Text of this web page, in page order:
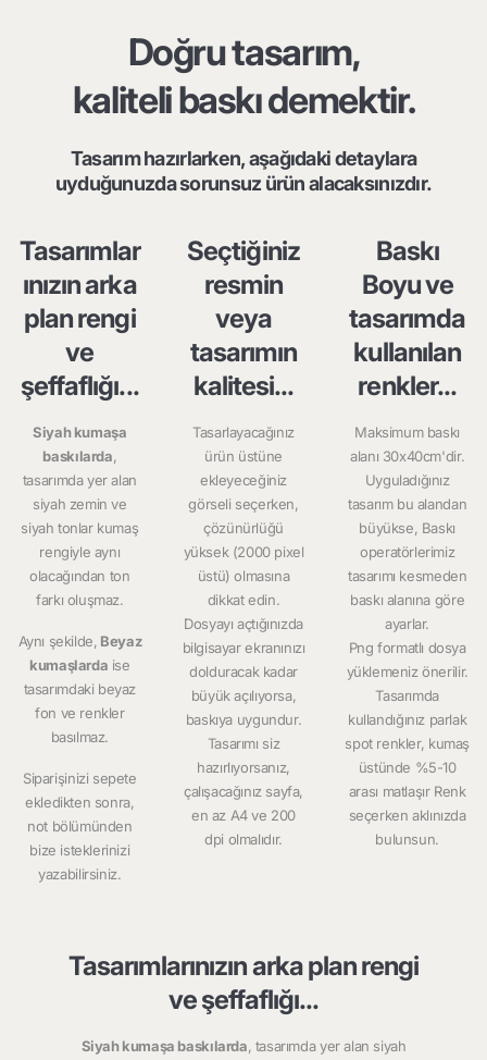
Doğru tasarım,
kaliteli baskı demektir.
Tasarım hazırlarken, aşağıdaki detaylara
uyduğunuzda sorunsuz ürün alacaksınızdır.
Tasarımlar
ınızın arka
plan rengi
ve
şeffaflığı...
Siyah kumaşa
baskılarda,
tasarımda yer alan
siyah zemin ve
siyah tonlar kumaş
rengiyle aynı
olacağından ton
farkı oluşmaz.
Aynı şekilde, Beyaz
kumaşlarda ise
tasarımdaki beyaz
fon ve renkler
basılmaz.
Siparişinizi sepete
ekledikten sonra,
not bölümünden
bize isteklerinizi
yazabilirsiniz.
Seçtiğiniz
resmin
veya
tasarımın
kalitesi...
Tasarlayacağınız
ürün üstüne
ekleyeceğiniz
görseli seçerken,
çözünürlüğü
yüksek (2000 pixel
üstü) olmasına
dikkat edin.
Dosyayı açtığınızda
bilgisayar ekranınızı
dolduracak kadar
büyük açılıyorsa,
baskıya uygundur.
Tasarımı siz
hazırlıyorsanız,
çalışacağınız sayfa,
en az A4 ve 200
dpi olmalıdır.
Baskı
Boyu ve
tasarımda
kullanılan
renkler...
Maksimum baskı
alanı 30x40cm'dir.
Uyguladığınız
tasarım bu alandan
büyükse, Baskı
operatörlerimiz
tasarımı kesmeden
baskı alanına göre
ayarlar.
Png formatlı dosya
yüklemeniz önerilir.
Tasarımda
kullandığınız parlak
spot renkler, kumaş
üstünde %5-10
arası matlaşır Renk
seçerken aklınızda
bulunsun.
Tasarımlarınızın arka plan rengi
ve şeffaflığı...
Siyah kumaşa baskılarda, tasarımda yer alan siyah